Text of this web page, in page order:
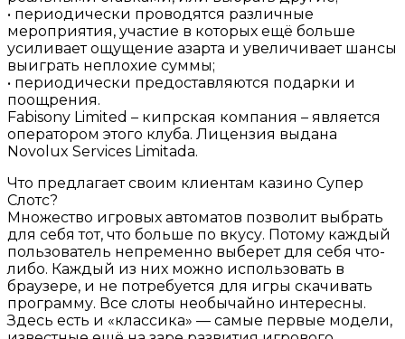
• периодически проводятся различные
мероприятия, участие в которых ещё больше
усиливает ощущение азарта и увеличивает шансы
выиграть неплохие суммы;
• периодически предоставляются подарки и
поощрения.
Fabisony Limited – кипрская компания – является
оператором этого клуба. Лицензия выдана
Novolux Services Limitada.
Что предлагает своим клиентам казино Супер
Слотс?
Множество игровых автоматов позволит выбрать
для себя тот, что больше по вкусу. Потому каждый
пользователь непременно выберет для себя что-
либо. Каждый из них можно использовать в
браузере, и не потребуется для игры скачивать
программу. Все слоты необычайно интересны.
Здесь есть и «классика» — самые первые модели,